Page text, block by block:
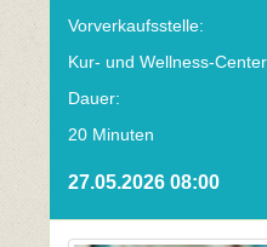
Vorverkaufsstelle:
Kur- und Wellness-Center
Dauer:
20 Minuten
27.05.2026 08:00